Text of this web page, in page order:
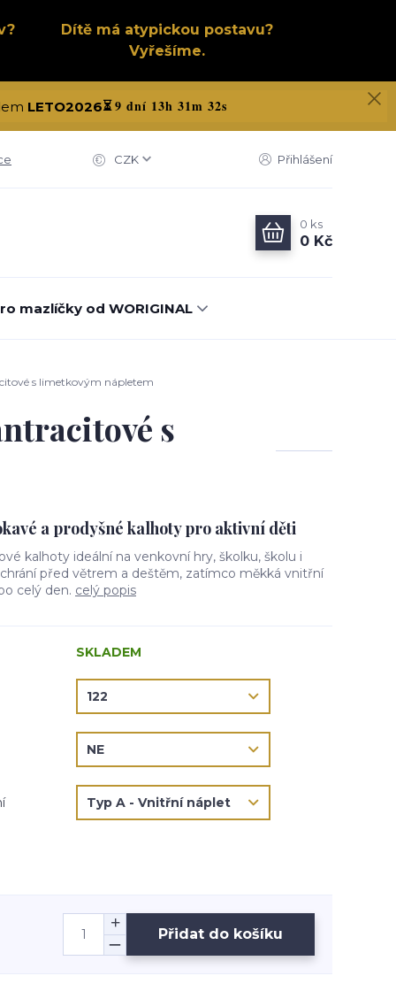
Dítě má atypickou postavu?
Vyřešíme.
LETO2026⏳9 dní 13h 31m 31s
CZK Přihlášení
0 ks
0 Kč
mazlíčky od WORIGINAL
s limetkovým nápletem
s
a prodyšné kalhoty pro aktivní děti
kalhoty ideální na venkovní hry, školku, školu i
před větrem a deštěm, zatímco měkká vnitřní
celý den. celý popis
SKLADEM
Přidat do košíku